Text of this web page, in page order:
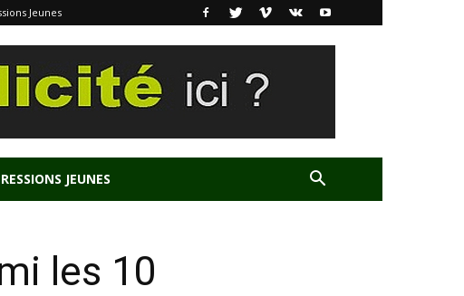
Jeunes
JEUNES
les 10